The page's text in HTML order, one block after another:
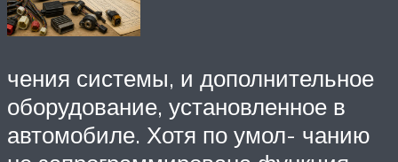
чения системы, и дополнительное
оборудование, установленное в
автомобиле. Хотя по умол- чанию